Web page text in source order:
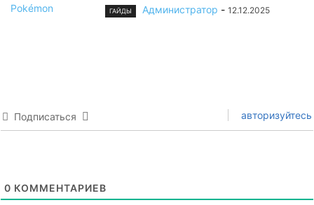
ГАЙДЫ Администратор - 12.12.2025
Подписаться авторизуйтесь
0 КОММЕНТАРИЕВ